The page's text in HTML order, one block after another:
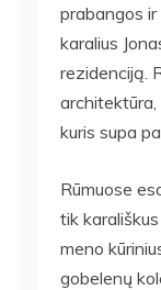
prabangos ir
karalius
rezidenciją.
architektūra,
kuris supa
Rūmuose
tik
meno
gobelenų